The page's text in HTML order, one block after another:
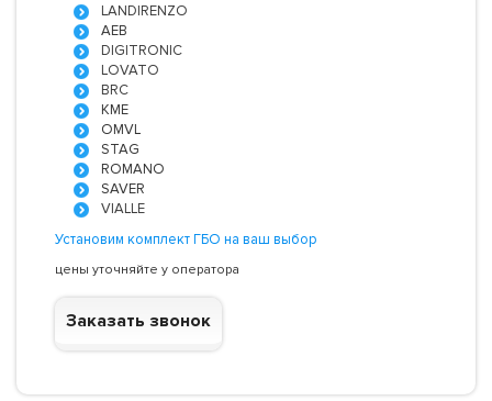
LANDIRENZO
AEB
DIGITRONIC
LOVATO
BRC
KME
OMVL
STAG
ROMANO
SAVER
VIALLE
Установим комплект ГБО на ваш выбор
цены уточняйте у оператора
Заказать звонок